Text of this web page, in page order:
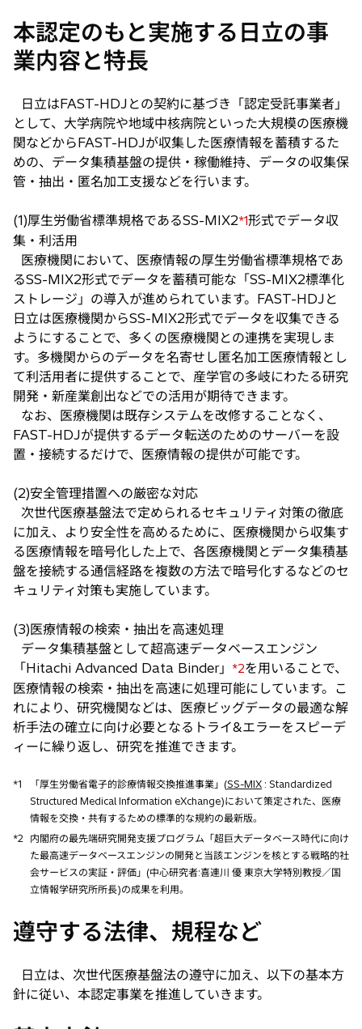
本認定のもと実施する日立の事
業内容と特長
日立はFAST-HDJとの契約に基づき「認定受託事業者」
として、大学病院や地域中核病院といった大規模の医療機
関などからFAST-HDJが収集した医療情報を蓄積するた
めの、データ集積基盤の提供・稼働維持、データの収集保
管・抽出・匿名加工支援などを行います。
(1)厚生労働省標準規格であるSS-MIX2*1形式でデータ収
集・利活用
医療機関において、医療情報の厚生労働省標準規格であ
るSS-MIX2形式でデータを蓄積可能な「SS-MIX2標準化
ストレージ」の導入が進められています。FAST-HDJと
日立は医療機関からSS-MIX2形式でデータを収集できる
ようにすることで、多くの医療機関との連携を実現しま
す。多機関からのデータを名寄せし匿名加工医療情報とし
て利活用者に提供することで、産学官の多岐にわたる研究
開発・新産業創出などでの活用が期待できます。
なお、医療機関は既存システムを改修することなく、
FAST-HDJが提供するデータ転送のためのサーバーを設
置・接続するだけで、医療情報の提供が可能です。
(2)安全管理措置への厳密な対応
次世代医療基盤法で定められるセキュリティ対策の徹底
に加え、より安全性を高めるために、医療機関から収集す
る医療情報を暗号化した上で、各医療機関とデータ集積基
盤を接続する通信経路を複数の方法で暗号化するなどのセ
キュリティ対策も実施しています。
(3)医療情報の検索・抽出を高速処理
データ集積基盤として超高速データベースエンジン
「Hitachi Advanced Data Binder」
*2を用いることで、
医療情報の検索・抽出を高速に処理可能にしています。こ
れにより、研究機関などは、医療ビッグデータの最適な解
析手法の確立に向け必要となるトライ&エラーをスピーデ
ィーに繰り返し、研究を推進できます。
*1 「厚生労働省電子的診療情報交換推進事業」(SS-MIX : Standardized
Structured Medical Information eXchange)において策定された、医療
情報を交換・共有するための標準的な規約の最新版。
*2 内閣府の最先端研究開発支援プログラム「超巨大データベース時代に向け
た最高速データベースエンジンの開発と当該エンジンを核とする戦略的社
会サービスの実証・評価」(中心研究者:喜連川 優 東京大学特別教授／国
立情報学研究所所長)の成果を利用。
遵守する法律、規程など
日立は、次世代医療基盤法の遵守に加え、以下の基本方
針に従い、本認定事業を推進していきます。